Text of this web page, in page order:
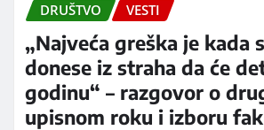
DRUŠTVO VESTI
„Najveća greška je kada
donese iz straha da će
godinu“ – razgovor o
upisnom roku i izboru